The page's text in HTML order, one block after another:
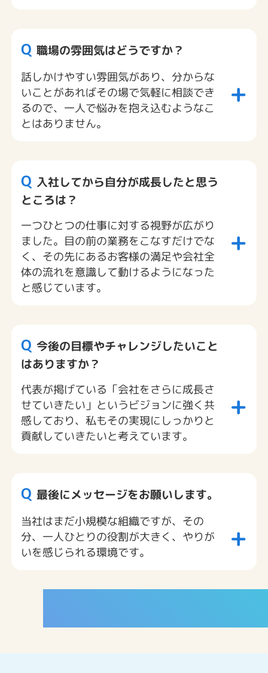
Q 職場の雰囲気はどうですか？
話しかけやすい雰囲気があり、分からな
いことがあればその場で気軽に相談でき
るので、一人で悩みを抱え込むようなこ
とはありません。
+
Q 入社してから自分が成長したと思う
ところは？
一つひとつの仕事に対する視野が広がり
ました。目の前の業務をこなすだけでな
く、その先にあるお客様の満足や会社全
体の流れを意識して動けるようになった
と感じています。
+
Q 今後の目標やチャレンジしたいこと
はありますか？
代表が掲げている「会社をさらに成長さ
せていきたい」というビジョンに強く共
感しており、私もその実現にしっかりと
貢献していきたいと考えています。
+
Q 最後にメッセージをお願いします。
当社はまだ小規模な組織ですが、その
分、一人ひとりの役割が大きく、やりが
いを感じられる環境です。
+
INTERVIEW